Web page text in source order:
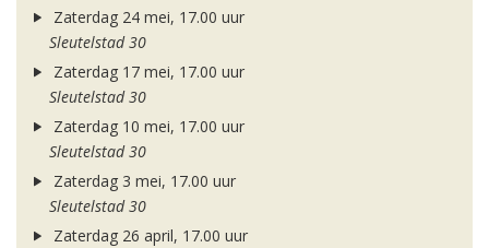
Zaterdag 24 mei, 17.00 uur
Sleutelstad 30
Zaterdag 17 mei, 17.00 uur
Sleutelstad 30
Zaterdag 10 mei, 17.00 uur
Sleutelstad 30
Zaterdag 3 mei, 17.00 uur
Sleutelstad 30
Zaterdag 26 april, 17.00 uur